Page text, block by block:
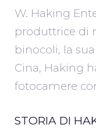
W. Haking
produttrice di
binocoli, la
Cina, Haking
fotocamere
STORIA DI